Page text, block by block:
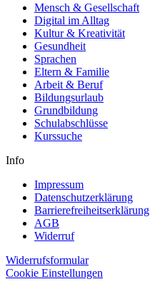
Mensch & Gesellschaft
Digital im Alltag
Kultur & Kreativität
Gesundheit
Sprachen
Eltern & Familie
Arbeit & Beruf
Bildungsurlaub
Grundbildung
Schulabschlüsse
Kurssuche
Info
Impressum
Datenschutzerklärung
Barrierefreiheitserklärung
AGB
Widerruf
Widerrufsformular
Cookie Einstellungen